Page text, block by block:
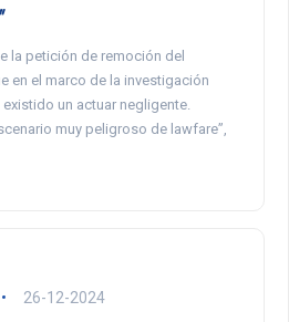
la petición de remoción del
en el marco de la investigación
un actuar negligente.
muy peligroso de lawfare”,
26-12-2024